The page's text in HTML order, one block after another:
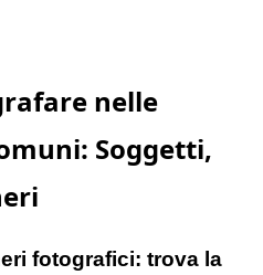
nelle
Soggetti,
fotografici: trova la